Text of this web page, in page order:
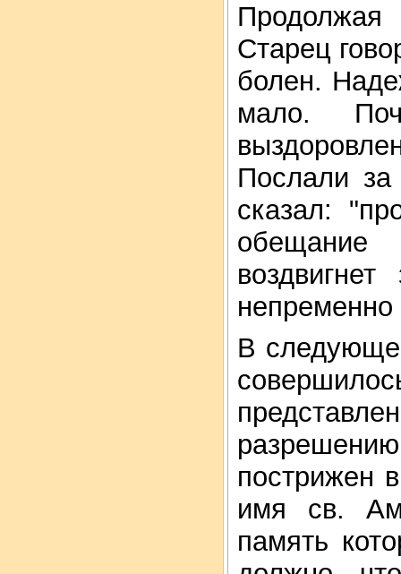
Продолжая
Старец
болен.
мало.
Послали
сказал:
В
пострижен
имя св.
память